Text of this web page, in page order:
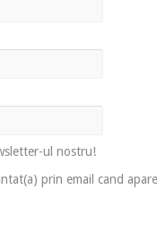
ul nostru!
prin email cand